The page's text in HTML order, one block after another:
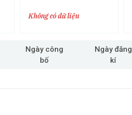
Không có dữ liệu
Ngày công
bố
Ngày đăng
kí